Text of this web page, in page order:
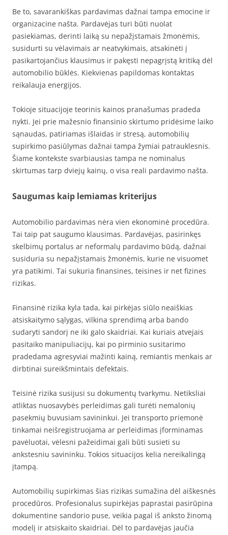
Be to, savarankiškas pardavimas dažnai tampa emocine ir
organizacine našta. Pardavėjas turi būti nuolat
pasiekiamas, derinti laiką su nepažįstamais žmonėmis,
susidurti su vėlavimais ar neatvykimais, atsakinėti į
pasikartojančius klausimus ir pakęsti nepagrįstą kritiką dėl
automobilio būklės. Kiekvienas papildomas kontaktas
reikalauja energijos.
Tokioje situacijoje teorinis kainos pranašumas pradeda
nykti. Jei prie mažesnio finansinio skirtumo pridėsime laiko
sąnaudas, patiriamas išlaidas ir stresą, automobilių
supirkimo pasiūlymas dažnai tampa žymiai patrauklesnis.
Šiame kontekste svarbiausias tampa ne nominalus
skirtumas tarp dviejų kainų, o visa reali pardavimo našta.
Saugumas kaip lemiamas kriterijus
Automobilio pardavimas nėra vien ekonominė procedūra.
Tai taip pat saugumo klausimas. Pardavėjas, pasirinkęs
skelbimų portalus ar neformalų pardavimo būdą, dažnai
susiduria su nepažįstamais žmonėmis, kurie ne visuomet
yra patikimi. Tai sukuria finansines, teisines ir net fizines
rizikas.
Finansinė rizika kyla tada, kai pirkėjas siūlo neaiškias
atsiskaitymo sąlygas, vilkina sprendimą arba bando
sudaryti sandorį ne iki galo skaidriai. Kai kuriais atvejais
pasitaiko manipuliacijų, kai po pirminio susitarimo
pradedama agresyviai mažinti kainą, remiantis menkais ar
dirbtinai sureikšmintais defektais.
Teisinė rizika susijusi su dokumentų tvarkymu. Netiksliai
atliktas nuosavybės perleidimas gali turėti nemalonių
pasekmių buvusiam savininkui. Jei transporto priemonė
tinkamai neišregistruojama ar perleidimas įforminamas
pavėluotai, vėlesni pažeidimai gali būti susieti su
ankstesniu savininku. Tokios situacijos kelia nereikalingą
įtampą.
Automobilių supirkimas šias rizikas sumažina dėl aiškesnės
procedūros. Profesionalus supirkėjas paprastai pasirūpina
dokumentine sandorio puse, veikia pagal iš anksto žinomą
modelį ir atsiskaito skaidriai. Dėl to pardavėjas jaučia